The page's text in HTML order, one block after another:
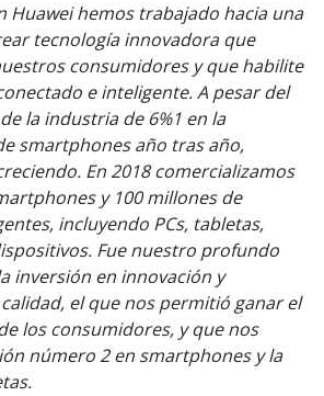
Huawei hemos trabajado hacia una
tecnología innovadora que
consumidores y que habilite
e inteligente. A pesar del
la industria de 6%1 en la
smartphones año tras año,
En 2018 comercializamos
y 100 millones de
incluyendo PCs, tabletas,
Fue nuestro profundo
inversión en innovación y
el que nos permitió ganar el
los consumidores, y que nos
número 2 en smartphones y la